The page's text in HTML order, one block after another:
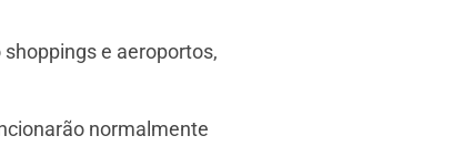
e aeroportos,
normalmente